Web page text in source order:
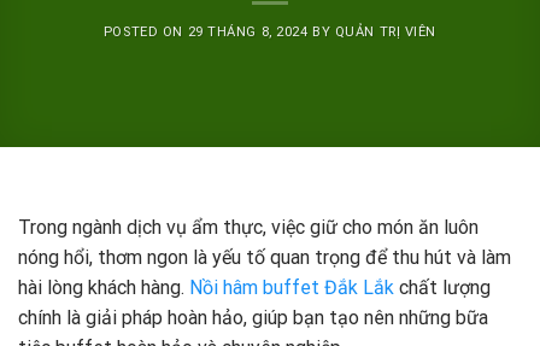
POSTED ON 29 THÁNG 8, 2024 BY QUẢN TRỊ VIÊN
Trong ngành dịch vụ ẩm thực, việc giữ cho món ăn luôn
nóng hổi, thơm ngon là yếu tố quan trọng để thu hút và làm
hài lòng khách hàng. Nồi hâm buffet Đắk Lắk chất lượng
chính là giải pháp hoàn hảo, giúp bạn tạo nên những bữa